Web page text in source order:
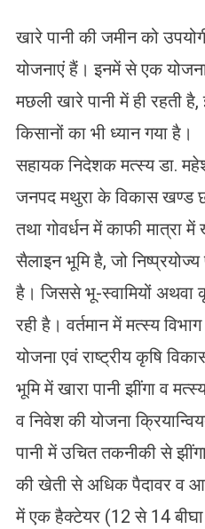
खारे पानी की जमीन को
योजनाएं हैं। इनमें से एक
मछली खारे पानी में ही
किसानों का भी ध्यान गया है।
सहायक निदेशक मत्स्य डा.
जनपद मथुरा के विकास खण्ड
तथा गोवर्धन में काफी मात्रा में
सैलाइन भूमि है, जो
है। जिससे भू-स्वामियों अथवा
रही है। वर्तमान में मत्स्य
योजना एवं राष्ट्रीय कृषि
भूमि में खारा पानी झींगा व
व निवेश की योजना
पानी में उचित तकनीकी से
की खेती से अधिक पैदावर व आय
में एक हैक्टेयर (12 से 14 बीघा